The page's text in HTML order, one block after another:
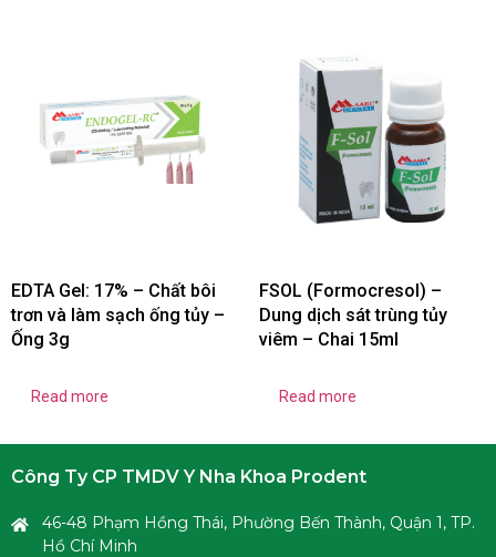
EDTA Gel: 17% – Chất bôi
trơn và làm sạch ống tủy –
Ống 3g
Read more
FSOL (Formocresol) –
Dung dịch sát trùng tủy
viêm – Chai 15ml
Read more
Công Ty CP TMDV Y Nha Khoa Prodent
46-48 Phạm Hồng Thái, Phường Bến Thành, Quận 1, TP.
Hồ Chí Minh